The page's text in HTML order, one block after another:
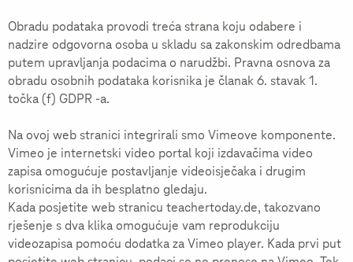
Obradu podataka provodi treća strana koju odabere i
nadzire odgovorna osoba u skladu sa zakonskim odredbama
putem upravljanja podacima o narudžbi. Pravna osnova za
obradu osobnih podataka korisnika je članak 6. stavak 1.
točka (f) GDPR -a.
Na ovoj web stranici integrirali smo Vimeove komponente.
Vimeo je internetski video portal koji izdavačima video
zapisa omogućuje postavljanje videoisječaka i drugim
korisnicima da ih besplatno gledaju.
Kada posjetite web stranicu teachertoday.de, takozvano
rješenje s dva klika omogućuje vam reprodukciju
videozapisa pomoću dodatka za Vimeo player. Kada prvi put